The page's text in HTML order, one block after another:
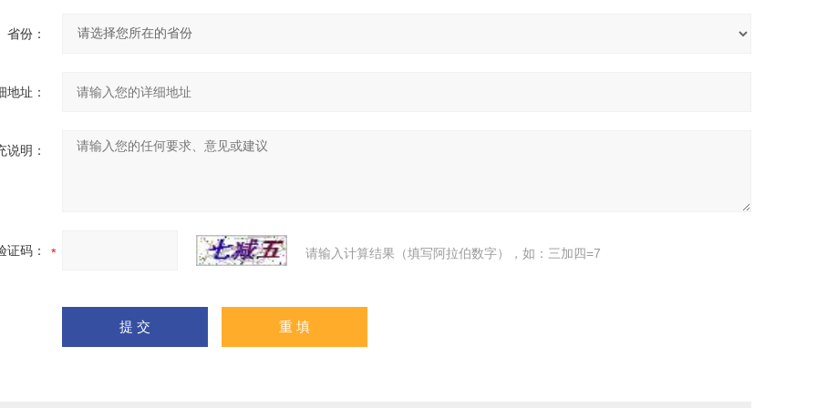
省份：
地址：
说明：
证码： 请输入计算结果（填写阿拉伯数字），如：三加四=7